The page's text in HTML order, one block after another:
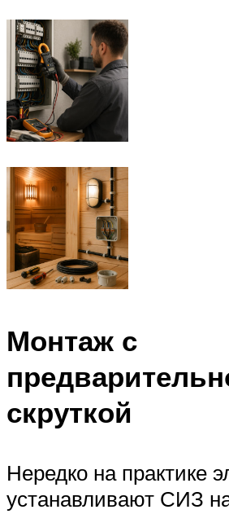
Монтаж с
скруткой
Нередко на практике
устанавливают СИЗ